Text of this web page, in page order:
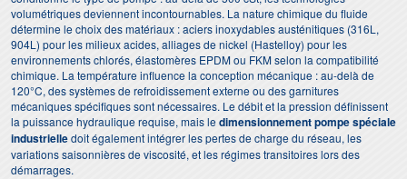
volumétriques deviennent incontournables. La nature chimique du fluide
détermine le choix des matériaux : aciers inoxydables austénitiques (316L,
904L) pour les milieux acides, alliages de nickel (Hastelloy) pour les
environnements chlorés, élastomères EPDM ou FKM selon la compatibilité
chimique. La température influence la conception mécanique : au-delà de
120°C, des systèmes de refroidissement externe ou des garnitures
mécaniques spécifiques sont nécessaires. Le débit et la pression définissent
la puissance hydraulique requise, mais ledimensionnement pompe spéciale
industrielledoit également intégrer les pertes de charge du réseau, les
variations saisonnières de viscosité, et les régimes transitoires lors des
démarrages.